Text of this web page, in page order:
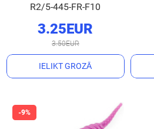
R2/5-445-FR-F10
3.25EUR
3.50EUR
IELIKT GROZĀ